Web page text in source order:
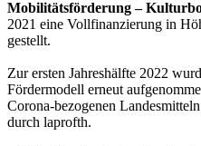
Mobilitätsförderung –
2021 eine Vollfinanzierung in
gestellt.
Zur ersten Jahreshälfte 2022
Fördermodell erneut
Corona-bezogenen
durch laprofth.